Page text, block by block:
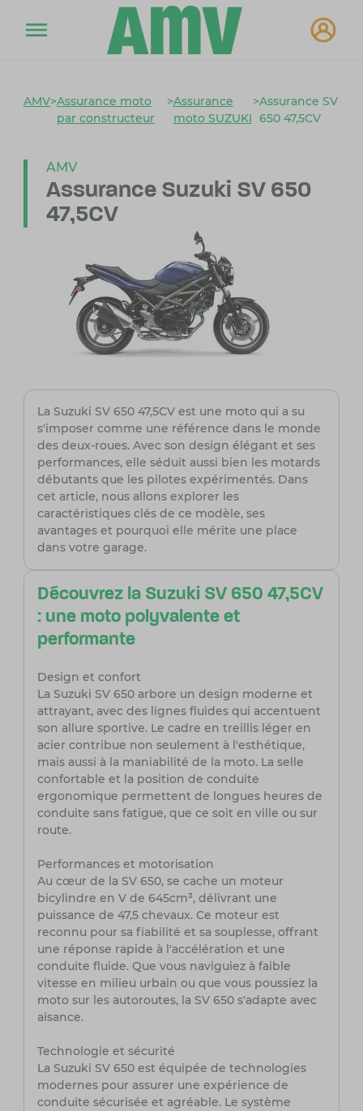
AMV>Assurance moto
par constructeur
>Assurance
moto SUZUKI
>Assurance SV
650 47,5CV
AMV
Assurance Suzuki SV 650
47,5CV
La Suzuki SV 650 47,5CV est une moto qui a su
s'imposer comme une référence dans le monde
des deux-roues. Avec son design élégant et ses
performances, elle séduit aussi bien les motards
débutants que les pilotes expérimentés. Dans
cet article, nous allons explorer les
caractéristiques clés de ce modèle, ses
avantages et pourquoi elle mérite une place
dans votre garage.
Découvrez la Suzuki SV 650 47,5CV
: une moto polyvalente et
performante
Design et confort
La Suzuki SV 650 arbore un design moderne et
attrayant, avec des lignes fluides qui accentuent
son allure sportive. Le cadre en treillis léger en
acier contribue non seulement à l'esthétique,
mais aussi à la maniabilité de la moto. La selle
confortable et la position de conduite
ergonomique permettent de longues heures de
conduite sans fatigue, que ce soit en ville ou sur
route.
Performances et motorisation
Au cœur de la SV 650, se cache un moteur
bicylindre en V de 645cm³, délivrant une
puissance de 47,5 chevaux. Ce moteur est
reconnu pour sa fiabilité et sa souplesse, offrant
une réponse rapide à l'accélération et une
conduite fluide. Que vous naviguiez à faible
vitesse en milieu urbain ou que vous poussiez la
moto sur les autoroutes, la SV 650 s'adapte avec
aisance.
Technologie et sécurité
La Suzuki SV 650 est équipée de technologies
modernes pour assurer une expérience de
conduite sécurisée et agréable. Le système